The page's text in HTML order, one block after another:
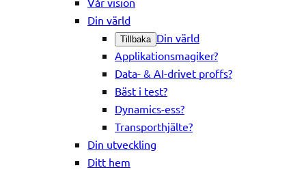
Din värld
Tillbaka Din värld
Applikationsmagiker?
Data- & AI-drivet proffs?
Bäst i test?
Dynamics-ess?
Transporthjälte?
Din utveckling
Ditt hem